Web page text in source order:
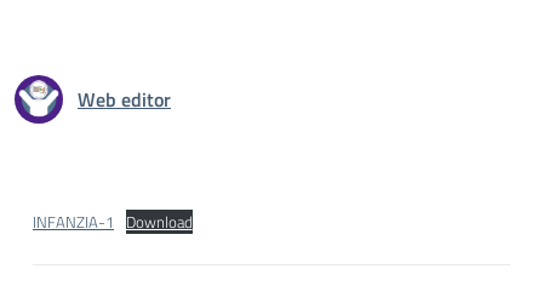
Web editor
INFANZIA-1 Download